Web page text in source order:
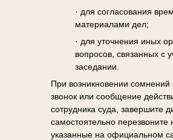
· для согласования
материалами дел;
· для уточнения иных
вопросов, связанных с
заседании.
При возникновении сомнений
звонок или сообщение
сотрудника суда, завершите
самостоятельно перезвоните
указанные на официальном